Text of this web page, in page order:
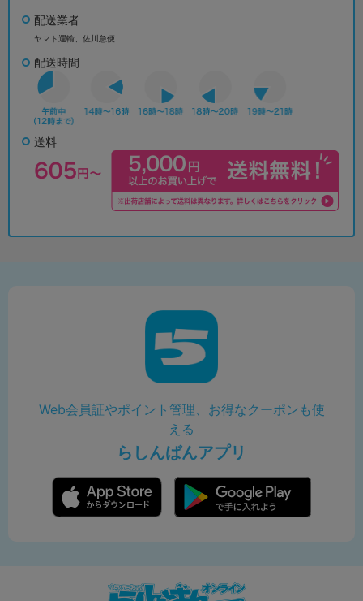
配送業者
ヤマト運輸、佐川急便
配送時間
送料
Web会員証やポイント管理、お得なクーポンも使
える
らしんばんアプリ